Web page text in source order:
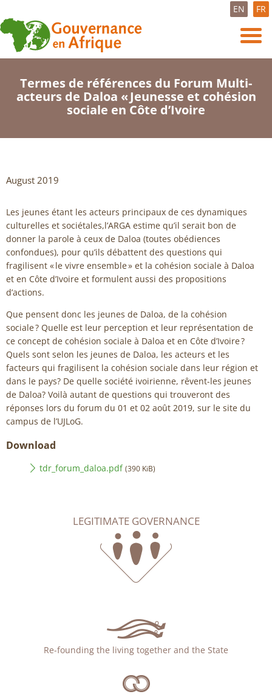
EN FR
Termes de références du Forum Multi-
acteurs de Daloa « Jeunesse et cohésion
sociale en Côte d’Ivoire
August 2019
Les jeunes étant les acteurs principaux de ces dynamiques
culturelles et sociétales,l’ARGA estime qu’il serait bon de
donner la parole à ceux de Daloa (toutes obédiences
confondues), pour qu’ils débattent des questions qui
fragilisent « le vivre ensemble » et la cohésion sociale à Daloa
et en Côte d’Ivoire et formulent aussi des propositions
d’actions.
Que pensent donc les jeunes de Daloa, de la cohésion
sociale ? Quelle est leur perception et leur représentation de
ce concept de cohésion sociale à Daloa et en Côte d’Ivoire ?
Quels sont selon les jeunes de Daloa, les acteurs et les
facteurs qui fragilisent la cohésion sociale dans leur région et
dans le pays? De quelle société ivoirienne, rêvent-les jeunes
de Daloa? Voilà autant de questions qui trouveront des
réponses lors du forum du 01 et 02 août 2019, sur le site du
campus de l’UJLoG.
Download
tdr_forum_daloa.pdf (390 KiB)
LEGITIMATE GOVERNANCE
Re-founding the living together and the State